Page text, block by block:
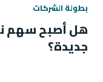
بطولة الشركات
هل أصبح سهم
جديدة؟